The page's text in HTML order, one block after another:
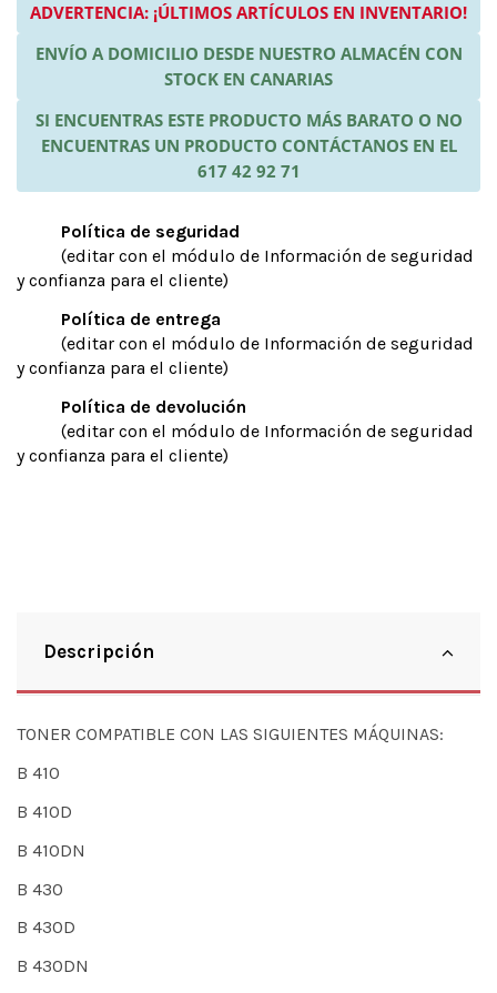
ADVERTENCIA: ¡ÚLTIMOS ARTÍCULOS EN INVENTARIO!
ENVÍO A DOMICILIO DESDE NUESTRO ALMACÉN CON
STOCK EN CANARIAS
SI ENCUENTRAS ESTE PRODUCTO MÁS BARATO O NO
ENCUENTRAS UN PRODUCTO CONTÁCTANOS EN EL
617 42 92 71
Política de seguridad
(editar con el módulo de Información de seguridad
y confianza para el cliente)
Política de entrega
(editar con el módulo de Información de seguridad
y confianza para el cliente)
Política de devolución
(editar con el módulo de Información de seguridad
y confianza para el cliente)
Descripción
TONER COMPATIBLE CON LAS SIGUIENTES MÁQUINAS:
B 410
B 410D
B 410DN
B 430
B 430D
B 430DN